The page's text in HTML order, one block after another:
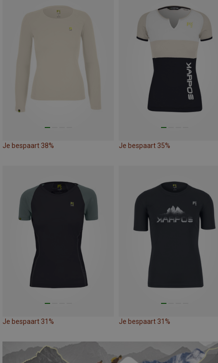
Je bespaart 38% Je bespaart 35%
Je bespaart 31% Je bespaart 31%